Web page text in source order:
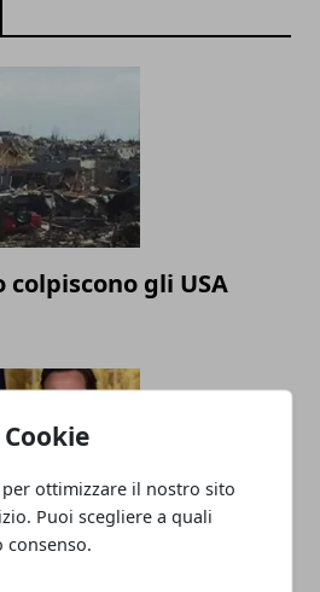
ottimizzare il nostro sito
Puoi scegliere a quali
consenso.
gli USA
dice di non